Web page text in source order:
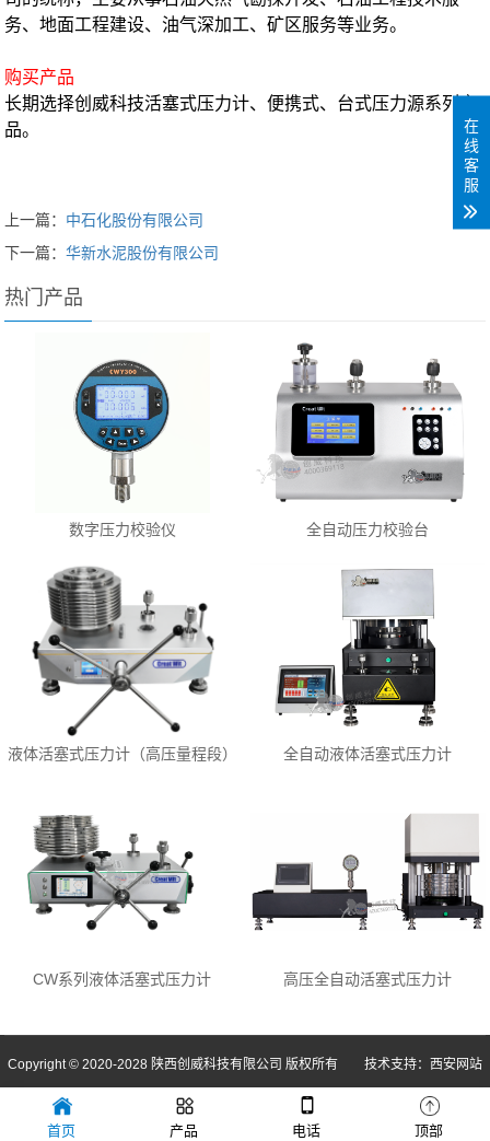
务、地面工程建设、油气深加工、矿区服务等业务。
购买产品
长期选择创威科技活塞式压力计、便携式、台式压力源系列产
品。
上一篇： 中石化股份有限公司
下一篇：华新水泥股份有限公司
热门产品
数字压力校验仪 全自动压力校验台
液体活塞式压力计（高压量程段） 全自动液体活塞式压力计
CW系列液体活塞式压力计 高压全自动活塞式压力计
Copyright © 2020-2028 陕西创威科技有限公司 版权所有 技术支持： 西安网站
首页 产品 电话 顶部
在
线
客
服